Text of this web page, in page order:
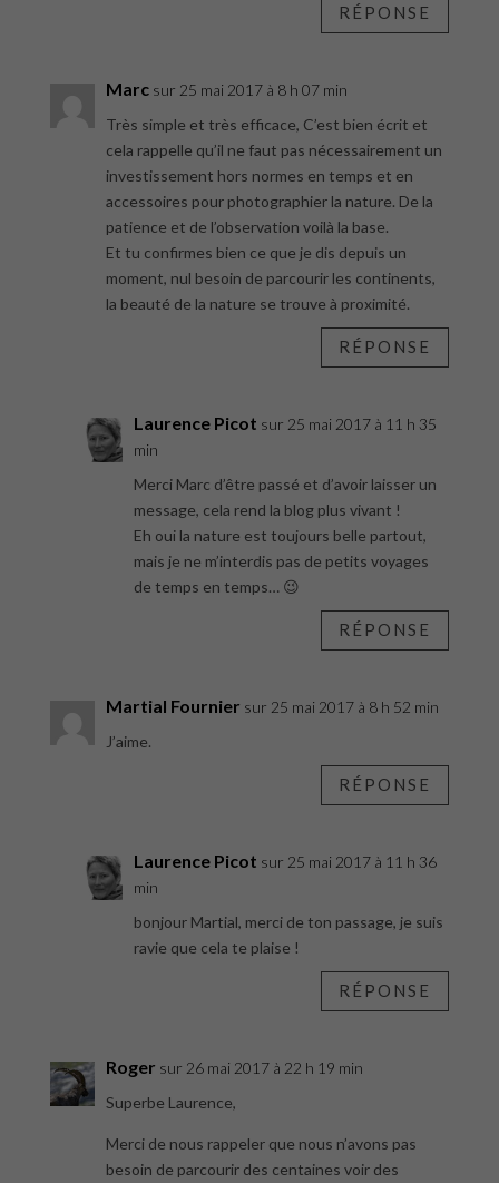
RÉPONSE
Marc sur 25 mai 2017 à 8 h 07 min
Très simple et très efficace, C’est bien écrit et
cela rappelle qu’il ne faut pas nécessairement un
investissement hors normes en temps et en
accessoires pour photographier la nature. De la
patience et de l’observation voilà la base.
Et tu confirmes bien ce que je dis depuis un
moment, nul besoin de parcourir les continents,
la beauté de la nature se trouve à proximité.
RÉPONSE
Laurence Picot sur 25 mai 2017 à 11 h 35
min
Merci Marc d’être passé et d’avoir laisser un
message, cela rend la blog plus vivant !
Eh oui la nature est toujours belle partout,
mais je ne m’interdis pas de petits voyages
de temps en temps… 😉
RÉPONSE
Martial Fournier sur 25 mai 2017 à 8 h 52 min
J’aime.
RÉPONSE
Laurence Picot sur 25 mai 2017 à 11 h 36
min
bonjour Martial, merci de ton passage, je suis
ravie que cela te plaise !
RÉPONSE
Roger sur 26 mai 2017 à 22 h 19 min
Superbe Laurence,
Merci de nous rappeler que nous n’avons pas
besoin de parcourir des centaines voir des